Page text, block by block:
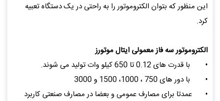
این منظور که بتوان الکتروموتور را به راحتی در یک دستگاه تعبیه
کرد.
الکتروموتور سه فاز معمولی ایتال موتورز
•
با قدرت های 0.12 تا 650 کیلو وات تولید می شوند.
•
با دور های 750 ، 1000، 1500 و 3000
•
عمدتا برای مصارف عمومی و بعضا در مصارف صنعتی کاربرد